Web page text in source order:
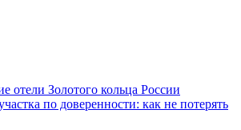
отели Золотого кольца России
по доверенности: как не потерять